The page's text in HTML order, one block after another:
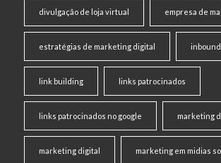
divulgação de loja virtual empresa de
estratégias de marketing digital
link building links patrocinados
links patrocinados no google marketing
marketing digital marketing em midias